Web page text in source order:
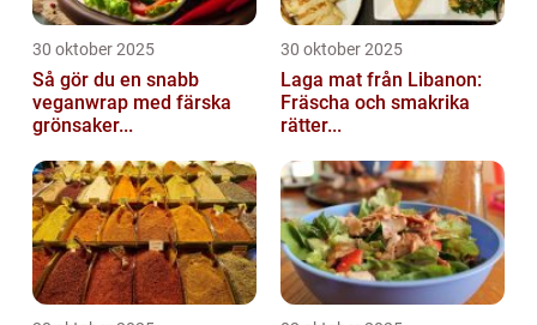
30 oktober 2025
Så gör du en snabb
veganwrap med färska
grönsaker...
30 oktober 2025
Laga mat från Libanon:
Fräscha och smakrika
rätter...